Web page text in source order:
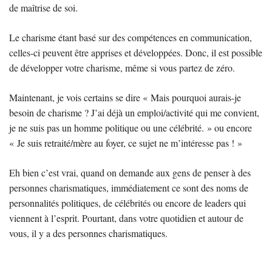
de maîtrise de soi.
Le charisme étant basé sur des compétences en communication,
celles-ci peuvent être apprises et développées. Donc, il est possible
de développer votre charisme, même si vous partez de zéro.
Maintenant, je vois certains se dire « Mais pourquoi aurais-je
besoin de charisme ? J’ai déjà un emploi/activité qui me convient,
je ne suis pas un homme politique ou une célébrité. » ou encore
« Je suis retraité/mère au foyer, ce sujet ne m’intéresse pas ! »
Eh bien c’est vrai, quand on demande aux gens de penser à des
personnes charismatiques, immédiatement ce sont des noms de
personnalités politiques, de célébrités ou encore de leaders qui
viennent à l’esprit. Pourtant, dans votre quotidien et autour de
vous, il y a des personnes charismatiques.